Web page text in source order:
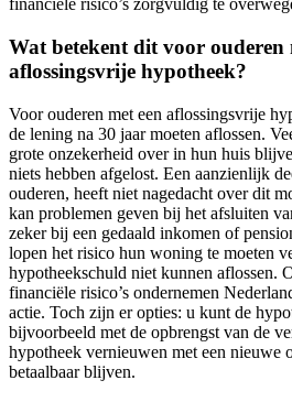
financiële risico’s zorgvuldig te
Wat betekent dit voor ouderen
aflossingsvrije hypotheek?
Voor ouderen met een aflossingsvrije
de lening na 30 jaar moeten aflossen.
grote onzekerheid over in hun huis
niets hebben afgelost. Een aanzienlijk
ouderen, heeft niet nagedacht over dit
kan problemen geven bij het afsluiten
zeker bij een gedaald inkomen of
lopen het risico hun woning te moeten
hypotheekschuld niet kunnen aflossen.
financiële risico’s ondernemen
actie. Toch zijn er opties: u kunt de
bijvoorbeeld met de opbrengst van de
hypotheek vernieuwen met een nieuwe
betaalbaar blijven.